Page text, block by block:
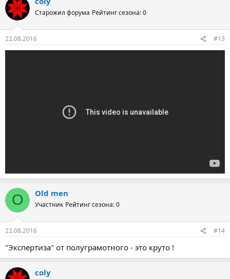
Старожил форума Рейтинг сезона: 0
22.08.2016 #13
O Old men
Участник Рейтинг сезона: 0
22.08.2016 #14
"Экспертиза" от полуграмотного - это круто !
coly